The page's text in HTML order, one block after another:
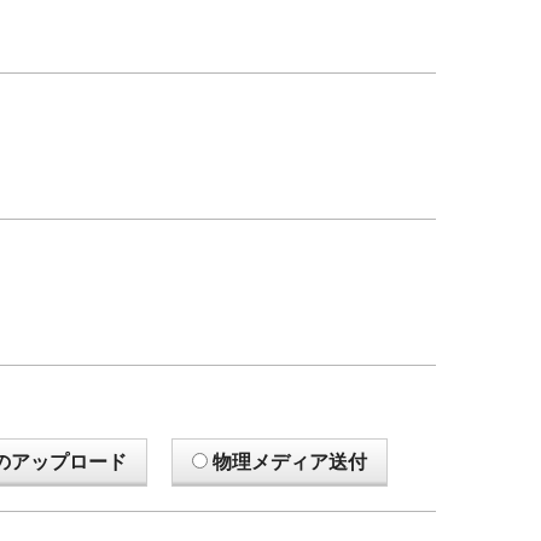
アップロード 物理メディア送付